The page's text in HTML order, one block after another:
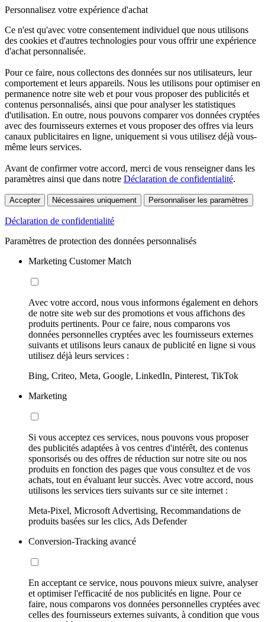
Personnalisez votre expérience d'achat
Ce n'est qu'avec votre consentement individuel que nous utilisons
des cookies et d'autres technologies pour vous offrir une expérience
d'achat personnalisée.
Pour ce faire, nous collectons des données sur nos utilisateurs, leur
comportement et leurs appareils. Nous les utilisons pour optimiser en
permanence notre site web et pour vous proposer des publicités et
contenus personnalisés, ainsi que pour analyser les statistiques
d'utilisation. En outre, nous pouvons comparer vos données cryptées
avec des fournisseurs externes et vous proposer des offres via leurs
canaux publicitaires en ligne, uniquement si vous utilisez déjà vous-
même leurs services.
Avant de confirmer votre accord, merci de vous renseigner dans les
paramètres ainsi que dans notre Déclaration de confidentialité.
Accepter Nécessaires uniquement Personnaliser les paramètres
Déclaration de confidentialité
Paramètres de protection des données personnalisés
Marketing Customer Match
Avec votre accord, nous vous informons également en dehors
de notre site web sur des promotions et vous affichons des
produits pertinents. Pour ce faire, nous comparons vos
données personnelles cryptées avec les fournisseurs externes
suivants et utilisons leurs canaux de publicité en ligne si vous
utilisez déjà leurs services :
Bing, Criteo, Meta, Google, LinkedIn, Pinterest, TikTok
Marketing
Si vous acceptez ces services, nous pouvons vous proposer
des publicités adaptées à vos centres d'intérêt, des contenus
sponsorisés ou des offres de réduction sur notre site ou nos
produits en fonction des pages que vous consultez et de vos
achats, tout en évaluant leur succès. Avec votre accord, nous
utilisons les services tiers suivants sur ce site internet :
Meta-Pixel, Microsoft Advertising, Recommandations de
produits basées sur les clics, Ads Defender
Conversion-Tracking avancé
En acceptant ce service, nous pouvons mieux suivre, analyser
et optimiser l'efficacité de nos publicités en ligne. Pour ce
faire, nous comparons vos données personnelles cryptées avec
celles des fournisseurs externes suivants, à condition que vous